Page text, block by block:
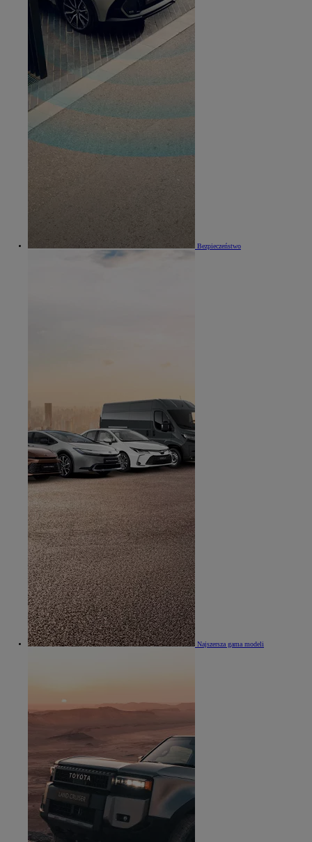
Bezpieczeństwo
Najszersza gama modeli